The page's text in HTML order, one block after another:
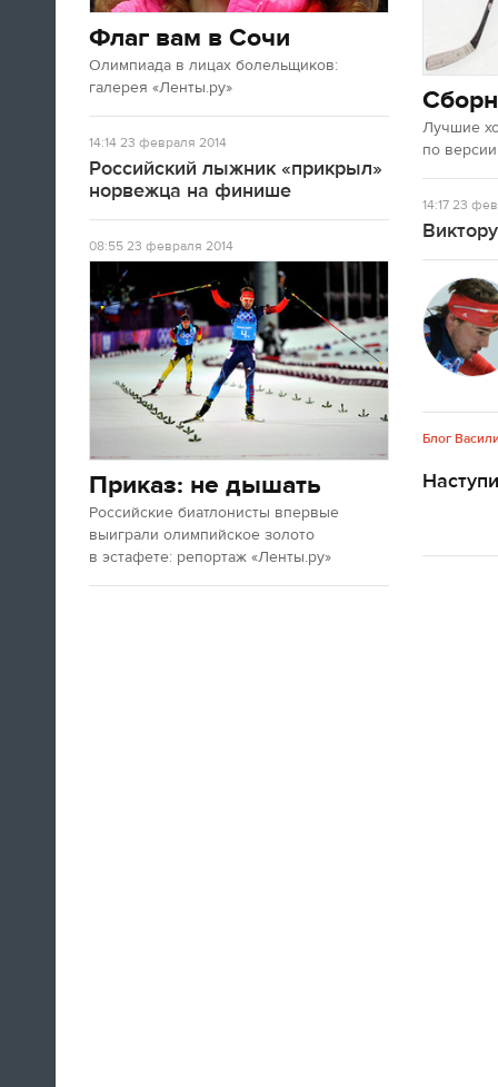
Флаг вам в Сочи
Олимпиада в лицах болельщиков:
галерея «Ленты.ру»
14:1423 февраля 2014
Российский лыжник «прикрыл»
норвежца на финише
08:5523 февраля 2014
Приказ: не дышать
Российские биатлонисты впервые
выиграли олимпийское золото
в эстафете: репортаж «Ленты.ру»
Лучшие
по
14:1723
Блог